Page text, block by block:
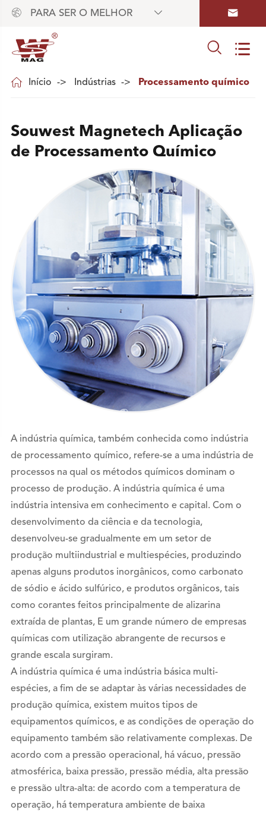
 PARA SER O MELHOR  
 
 Início Indústrias Processamento químico
Souwest Magnetech Aplicação
de Processamento Químico
A indústria química, também conhecida como indústria
de processamento químico, refere-se a uma indústria de
processos na qual os métodos químicos dominam o
processo de produção. A indústria química é uma
indústria intensiva em conhecimento e capital. Com o
desenvolvimento da ciência e da tecnologia,
desenvolveu-se gradualmente em um setor de
produção multiindustrial e multiespécies, produzindo
apenas alguns produtos inorgânicos, como carbonato
de sódio e ácido sulfúrico, e produtos orgânicos, tais
como corantes feitos principalmente de alizarina
extraída de plantas, E um grande número de empresas
químicas com utilização abrangente de recursos e
grande escala surgiram.
A indústria química é uma indústria básica multi-
espécies, a fim de se adaptar às várias necessidades de
produção química, existem muitos tipos de
equipamentos químicos, e as condições de operação do
equipamento também são relativamente complexas. De
acordo com a pressão operacional, há vácuo, pressão
atmosférica, baixa pressão, pressão média, alta pressão
e pressão ultra-alta: de acordo com a temperatura de
operação, há temperatura ambiente de baixa